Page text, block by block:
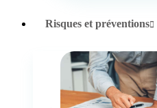
Risques et préventions